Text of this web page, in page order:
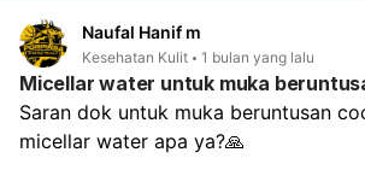
Naufal Hanif m
Kesehatan Kulit 1 bulan yang lalu
Micellar water untuk muka
Saran dok untuk muka beruntusan
micellar water apa ya?🙏